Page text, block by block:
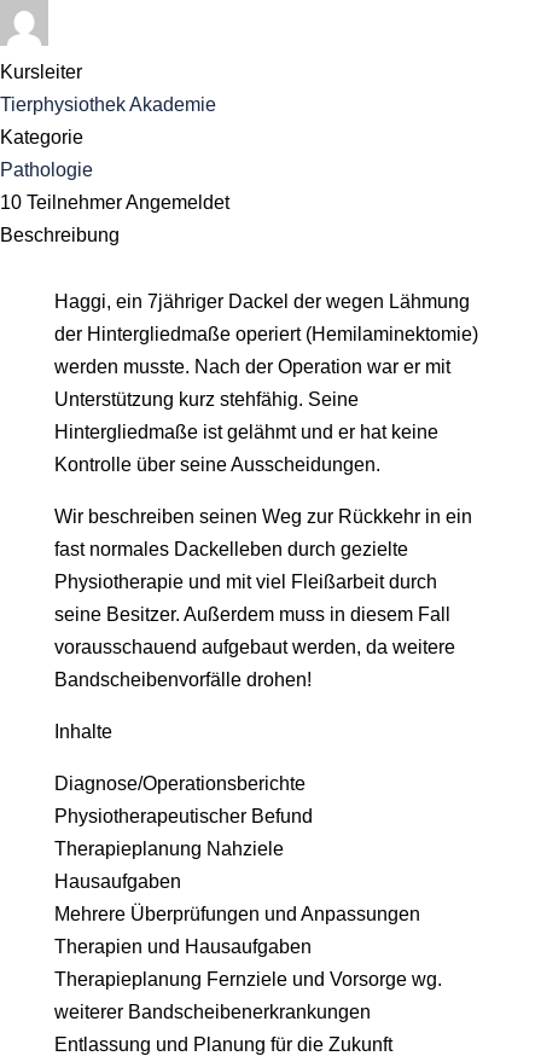
Kursleiter
Tierphysiothek Akademie
Kategorie
Pathologie
10 TeilnehmerAngemeldet
Beschreibung
Haggi, ein 7jähriger Dackel der wegen Lähmung
der Hintergliedmaße operiert (Hemilaminektomie)
werden musste. Nach der Operation war er mit
Unterstützung kurz stehfähig. Seine
Hintergliedmaße ist gelähmt und er hat keine
Kontrolle über seine Ausscheidungen.
Wir beschreiben seinen Weg zur Rückkehr in ein
fast normales Dackelleben durch gezielte
Physiotherapie und mit viel Fleißarbeit durch
seine Besitzer. Außerdem muss in diesem Fall
vorausschauend aufgebaut werden, da weitere
Bandscheibenvorfälle drohen!
Inhalte
Diagnose/Operationsberichte
Physiotherapeutischer Befund
Therapieplanung Nahziele
Hausaufgaben
Mehrere Überprüfungen und Anpassungen
Therapien und Hausaufgaben
Therapieplanung Fernziele und Vorsorge wg.
weiterer Bandscheibenerkrankungen
Entlassung und Planung für die Zukunft